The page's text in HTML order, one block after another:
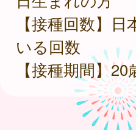
【接種回数】
いる回数
【接種期間】